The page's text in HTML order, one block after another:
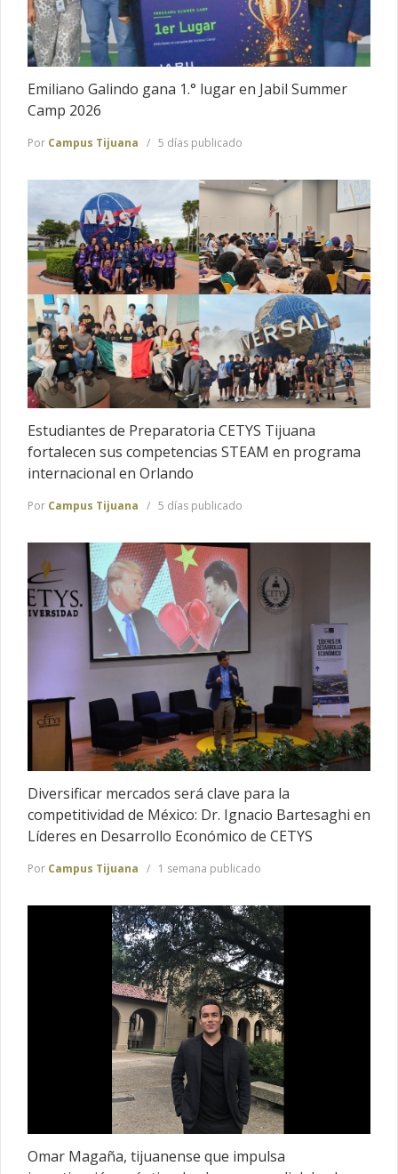
Emiliano Galindo gana 1.° lugar en Jabil Summer
Camp 2026
Por Campus Tijuana 5 días publicado
Estudiantes de Preparatoria CETYS Tijuana
fortalecen sus competencias STEAM en programa
internacional en Orlando
Por Campus Tijuana 5 días publicado
Diversificar mercados será clave para la
competitividad de México: Dr. Ignacio Bartesaghi en
Líderes en Desarrollo Económico de CETYS
Por Campus Tijuana 1 semana publicado
Omar Magaña, tijuanense que impulsa